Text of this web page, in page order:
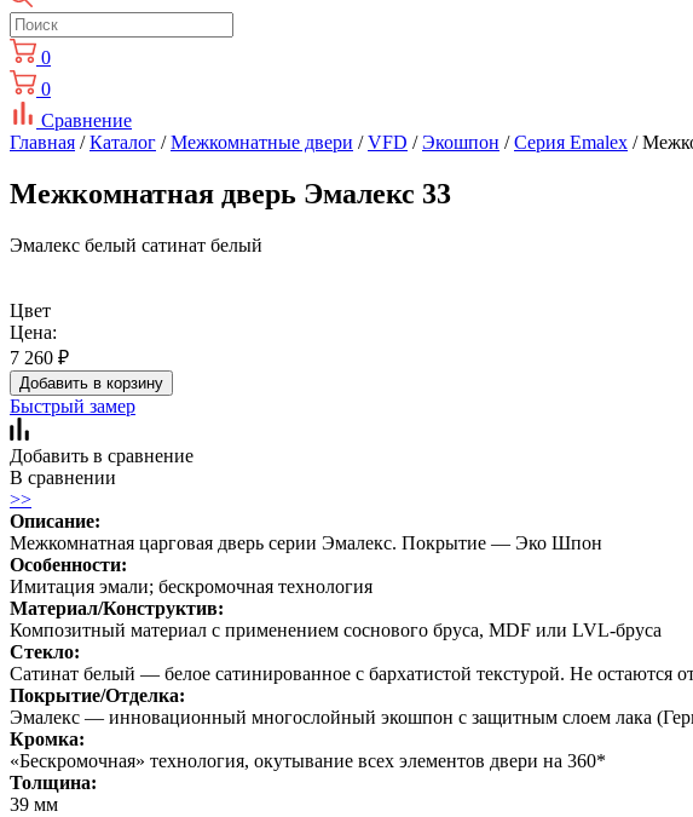
0
0
Сравнение
Главная /Каталог /Межкомнатные двери /VFD /Экошпон /Cерия Emalex /
Межкомнатная дверь Эмалекс 33
Эмалекс белый сатинат белый
Цвет
Цена:
7 260 ₽
Добавить в корзину
Быстрый замер
Добавить в сравнение
В сравнении
>>
Описание:
Межкомнатная царговая дверь серии Эмалекс. Покрытие — Эко Шпон
Особенности:
Имитация эмали; бескромочная технология
Материал/Конструктив:
Композитный материал с применением соснового бруса, MDF или LVL-бруса
Стекло:
Сатинат белый — белое сатинированное с бархатистой текстурой. Не остаются
Покрытие/Отделка:
Эмалекс — инновационный многослойный экошпон с защитным слоем лака
Кромка:
«Бескромочная» технология, окутывание всех элементов двери на 360*
Толщина:
39 мм